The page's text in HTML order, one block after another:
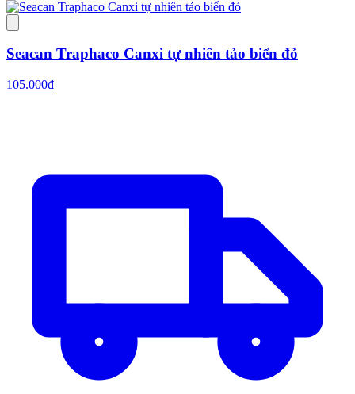
Seacan Traphaco Canxi tự nhiên tảo biển đỏ
105.000đ